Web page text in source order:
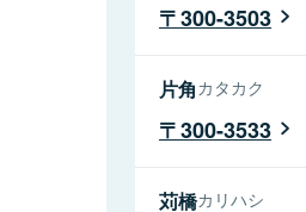
300-3503
片角カタカク
300-3533
苅橋カリハシ